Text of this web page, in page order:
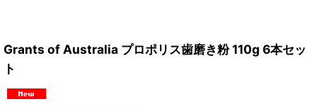
Grants of Australia プロポリス歯磨き粉 110g 6本セッ
ト